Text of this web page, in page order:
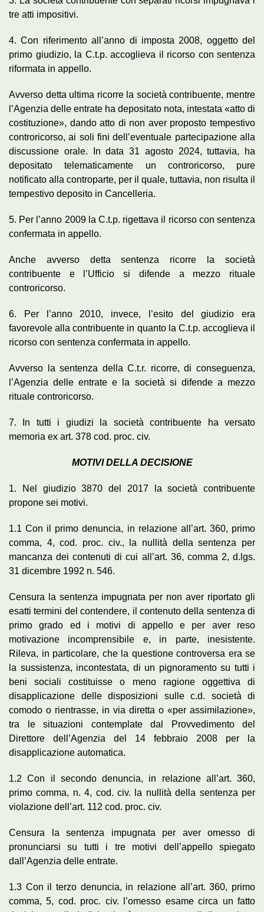
tre atti impositivi.
4. Con riferimento all’anno di imposta 2008, oggetto del
primo giudizio, la C.t.p. accoglieva il ricorso con sentenza
riformata in appello.
Avverso detta ultima ricorre la società contribuente, mentre
l’Agenzia delle entrate ha depositato nota, intestata «atto di
costituzione», dando atto di non aver proposto tempestivo
controricorso, ai soli fini dell’eventuale partecipazione alla
discussione orale. In data 31 agosto 2024, tuttavia, ha
depositato telematicamente un controricorso, pure
notificato alla controparte, per il quale, tuttavia, non risulta il
tempestivo deposito in Cancelleria.
5. Per l’anno 2009 la C.t.p. rigettava il ricorso con sentenza
confermata in appello.
Anche avverso detta sentenza ricorre la società
contribuente e l’Ufficio si difende a mezzo rituale
controricorso.
6. Per l’anno 2010, invece, l’esito del giudizio era
favorevole alla contribuente in quanto la C.t.p. accoglieva il
ricorso con sentenza confermata in appello.
Avverso la sentenza della C.t.r. ricorre, di conseguenza,
l’Agenzia delle entrate e la società si difende a mezzo
rituale controricorso.
7. In tutti i giudizi la società contribuente ha versato
memoria ex art. 378 cod. proc. civ.
MOTIVI DELLA DECISIONE
1. Nel giudizio 3870 del 2017 la società contribuente
propone sei motivi.
1.1 Con il primo denuncia, in relazione all’art. 360, primo
comma, 4, cod. proc. civ., la nullità della sentenza per
mancanza dei contenuti di cui all’art. 36, comma 2, d.lgs.
31 dicembre 1992 n. 546.
Censura la sentenza impugnata per non aver riportato gli
esatti termini del contendere, il contenuto della sentenza di
primo grado ed i motivi di appello e per aver reso
motivazione incomprensibile e, in parte, inesistente.
Rileva, in particolare, che la questione controversa era se
la sussistenza, incontestata, di un pignoramento su tutti i
beni sociali costituisse o meno ragione oggettiva di
disapplicazione delle disposizioni sulle c.d. società di
comodo o rientrasse, in via diretta o «per assimilazione»,
tra le situazioni contemplate dal Provvedimento del
Direttore dell’Agenzia del 14 febbraio 2008 per la
disapplicazione automatica.
1.2 Con il secondo denuncia, in relazione all’art. 360,
primo comma, n. 4, cod. civ. la nullità della sentenza per
violazione dell’art. 112 cod. proc. civ.
Censura la sentenza impugnata per aver omesso di
pronunciarsi su tutti i tre motivi dell’appello spiegato
dall’Agenzia delle entrate.
1.3 Con il terzo denuncia, in relazione all’art. 360, primo
comma, 5, cod. proc. civ. l’omesso esame circa un fatto